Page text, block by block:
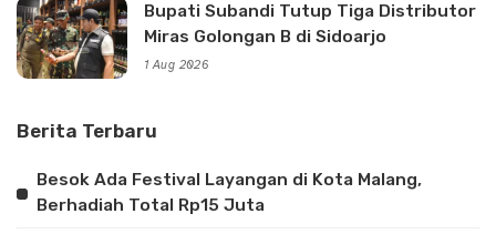
Bupati Subandi Tutup Tiga Distributor
Miras Golongan B di Sidoarjo
1 Aug 2026
Berita Terbaru
Besok Ada Festival Layangan di Kota Malang,
Berhadiah Total Rp15 Juta